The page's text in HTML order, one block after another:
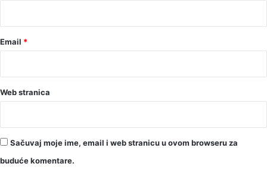
Email *
Web stranica
Sačuvaj moje ime, email i web stranicu u ovom browseru za
buduće komentare.